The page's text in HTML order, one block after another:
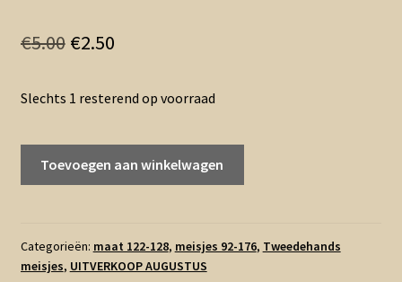
€5.00 Oorspronkelijke
was:
€5.00.
€2.50Huidige
is:
€2.50.
Slechts 1 resterend op voorraad
steenrood
(1125zut)
Toevoegen aan winkelwagen
Categorieën: maat 122-128, meisjes 92-176, Tweedehands
meisjes, UITVERKOOP AUGUSTUS